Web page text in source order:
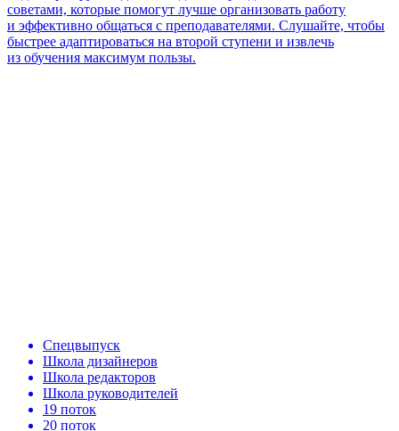
советами, которые помогут лучше организовать работу
и эффективно общаться с преподавателями. Слушайте, чтобы
быстрее адаптироваться на второй ступени и извлечь
из обучения максимум пользы.
Спецвыпуск
Школа дизайнеров
Школа редакторов
Школа руководителей
19 поток
20 поток